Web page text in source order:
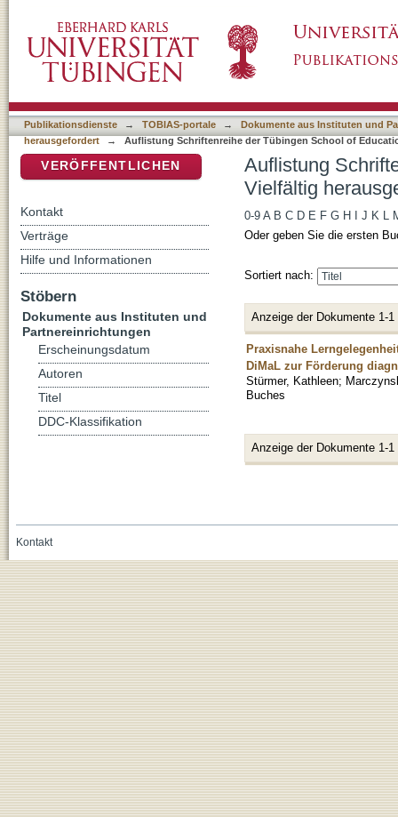
nach Autor "Marczynski, Bernhard"
Publikationsdienste → TOBIAS-portale →
Dokumente aus Instituten und
herausgefordert
→ Auflistung Schriftenreihe der Tübingen School of
Auflistung
Vielfältig
0-9 A B C D E F G H J K L
Oder geben Sie die ersten
Sortiert nach:
Anzeige der Dokumente 1-1
Praxisnahe
DiMaL zur Förderung
Stürmer, Kathleen;
Buches
Anzeige der Dokumente 1-1
VERÖFFENTLICHEN
Kontakt
Verträge
Hilfe und Informationen
Stöbern
Dokumente aus Instituten und
Partnereinrichtungen
Erscheinungsdatum
Autoren
Titel
DDC-Klassifikation
Kontakt